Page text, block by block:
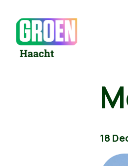
18